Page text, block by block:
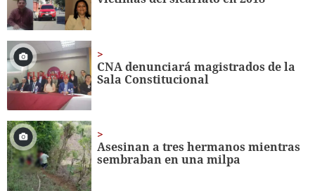
CNA denunciará magistrados de la
Sala Constitucional
Asesinan a tres hermanos mientras
sembraban en una milpa